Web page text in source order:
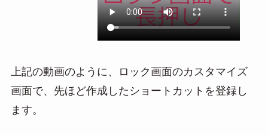
上記の動画のように、ロック画面のカスタマイズ
画面で、先ほど作成したショートカットを登録し
ます。